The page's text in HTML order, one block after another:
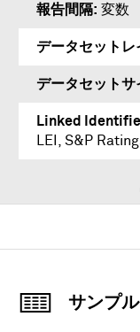
報告間隔 変数
データセットレ
データセットサ
Linked
LEI, S&P
サンプ